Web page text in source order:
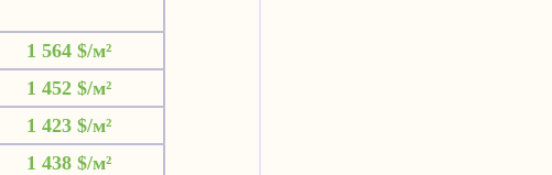
1 564 $/м²
1 452 $/м²
1 423 $/м²
1 438 $/м²